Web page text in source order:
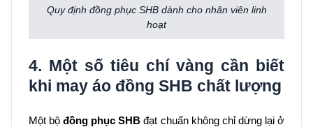
Quy định đồng phục SHB dành cho nhân viên linh
hoạt
4. Một số tiêu chí vàng cần biết
khi may áo đồng SHB chất lượng
Một bộđồng phục SHB đạt chuẩn không chỉ dừng lại ở